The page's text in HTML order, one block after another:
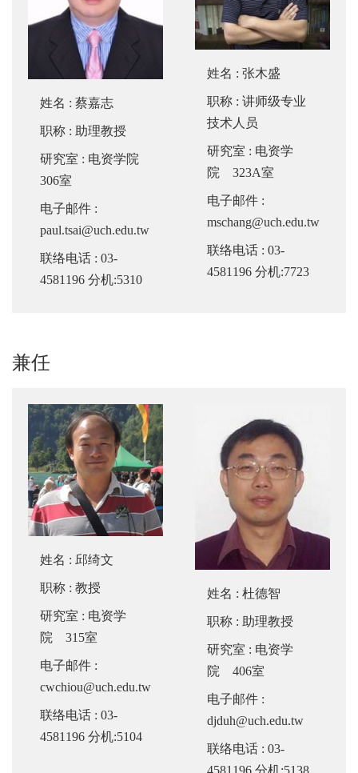
姓名 : 蔡嘉志
职称 : 助理教授
研究室 : 电资学院
306室
电子邮件 :
paul.tsai@uch.edu.tw
联络电话 : 03-
4581196 分机:5310
姓名 : 张木盛
职称 : 讲师级专业
技术人员
研究室 : 电资学
院 323A室
电子邮件 :
mschang@uch.edu.tw
联络电话 : 03-
4581196 分机:7723
兼任
姓名 : 邱绮文
职称 : 教授
研究室 : 电资学
院 315室
电子邮件 :
cwchiou@uch.edu.tw
联络电话 : 03-
4581196 分机:5104
姓名 : 杜德智
职称 : 助理教授
研究室 : 电资学
院 406室
电子邮件 :
djduh@uch.edu.tw
联络电话 : 03-
4581196 分机:5138